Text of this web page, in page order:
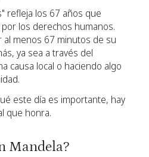
refleja los 67 años que
los derechos humanos.
al menos 67 minutos de su
ya sea a través del
causa local o haciendo algo
este día es importante, hay
que honra.
Mandela?